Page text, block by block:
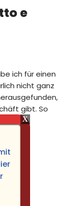
e
ich für einen
nicht ganz
gibt. So